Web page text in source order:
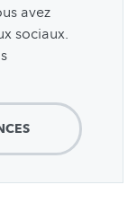
avez
sociaux.